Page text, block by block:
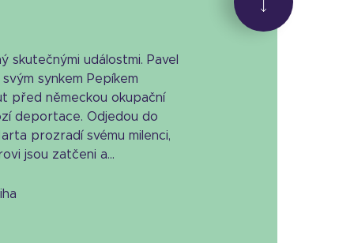
skutečnými událostmi. Pavel
synkem Pepíkem
před německou okupační
deportace. Odjedou do
prozradí svému milenci,
jsou zatčeni a...